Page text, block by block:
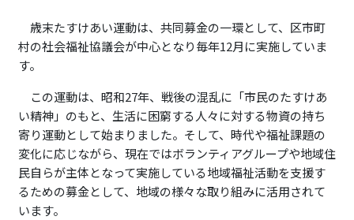
歳末たすけあい運動は、共同募金の一環として、区市町
村の社会福祉協議会が中心となり毎年12月に実施していま
す。
この運動は、昭和27年、戦後の混乱に「市民のたすけあ
い精神」のもと、生活に困窮する人々に対する物資の持ち
寄り運動として始まりました。そして、時代や福祉課題の
変化に応じながら、現在ではボランティアグループや地域住
民自らが主体となって実施している地域福祉活動を支援す
るための募金として、地域の様々な取り組みに活用されて
います。